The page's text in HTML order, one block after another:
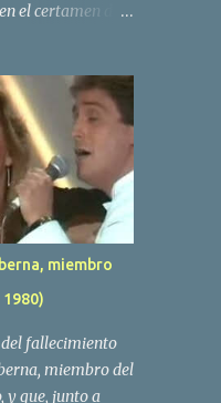
el certamen del
en la
Saizar, la que ha
publico a traves
en Tolosa en
en la
al
Villar,
a la
atreverse a dar
Amaia
de Trigo
miembro
fallecimiento
miembro del
que, junto a